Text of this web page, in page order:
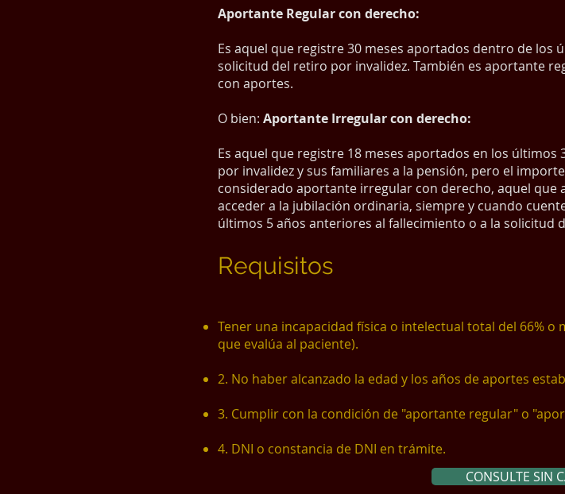
Aportante Regular con derecho:
Es aquel que registre 30 meses aportados dentro de los
solicitud del retiro por invalidez. También es aportante
con aportes.
O bien: Aportante Irregular con derecho:
Es aquel que registre 18 meses aportados en los
por invalidez y sus familiares a la pensión, pero el
considerado aportante irregular con derecho, aquel que
acceder a la jubilación ordinaria, siempre y cuando
últimos 5 años anteriores al fallecimiento o a la solicitud
Requisitos
Tener una incapacidad física o intelectual total del 66%
que evalúa al paciente).
2. No haber alcanzado la edad y los años de aportes
3. Cumplir con la condición de "aportante regular" o
4. DNI o constancia de DNI en trámite.
CONSULTE SIN